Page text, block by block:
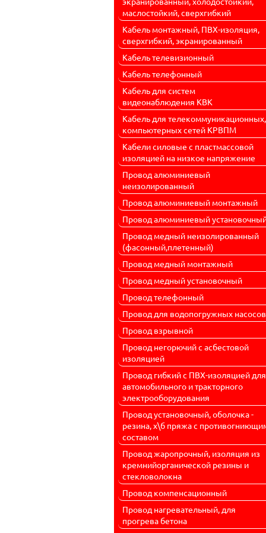
маслостойкий, сверхгибкий
Кабель монтажный, ПВХ-изоляция,
сверхгибкий, экранированный
Кабель телевизионный
Кабель телефонный
Кабель для систем
видеонаблюдения КВК
Кабель для телекоммуникационных,
компьютерных сетей КРВПМ
Кабели силовые с пластмассовой
изоляцией на низкое напряжение
Провод алюминиевый
неизолированный
Провод алюминиевый монтажный
Провод алюминиевый
Провод медный неизолированный
(фасонный,плетенный)
Провод медный монтажный
Провод медный установочный
Провод телефонный
Провод для водопогружных насосов
Провод взрывной
Провод негорючий с асбестовой
изоляцией
Провод гибкий с ПВХ-изоляцией для
автомобильного и тракторного
электрооборудования
Провод установочный, оболочка -
резина, х\б пряжа с
составом
Провод жаропрочный, изоляция из
кремнийорганической резины и
стекловолокна
Провод компенсационный
Провод нагревательный, для
прогрева бетона